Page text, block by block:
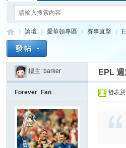
»
論壇
›
愛華頓專區 賽事直擊
›
樓主: barker EPL
Forever_Fan 發表